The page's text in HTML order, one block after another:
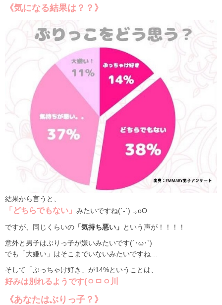
《気になる結果は？？》
結果から言うと、
「どちらでもない」 みたいですね(´-`) .｡oO
ですが、同じくらいの 「気持ち悪い」 という声が！！！！
意外と男子はぶりっ子が嫌いみたいです(´･ω･`)
でも「大嫌い」はそこまでいないみたいですね…
そして「ぶっちゃけ好き」が14%ということは、
好みは別れるようです(ㅇㅁㅇ川
《あなたはぶりっ子？》